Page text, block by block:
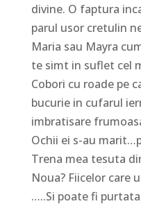
divine. O faptura
parul usor cretulin
Maria sau Mayra
te simt in suflet cel
Cobori cu roade pe
bucurie in cufarul
imbratisare
Ochii ei s-au
Trena mea tesuta
Noua? Fiicelor care
…..Si poate fi